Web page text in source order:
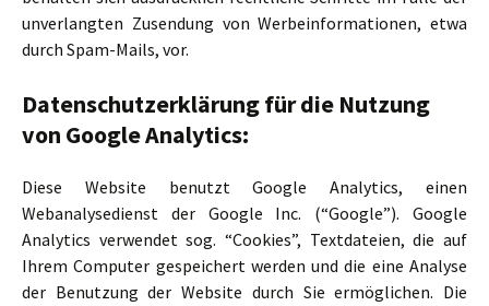
unverlangten Zusendung von Werbeinformationen, etwa
durch Spam-Mails, vor.
Datenschutzerklärung für die Nutzung
von Google Analytics:
Diese Website benutzt Google Analytics, einen
Webanalysedienst der Google Inc. (“Google”). Google
Analytics verwendet sog. “Cookies”, Textdateien, die auf
Ihrem Computer gespeichert werden und die eine Analyse
der Benutzung der Website durch Sie ermöglichen. Die